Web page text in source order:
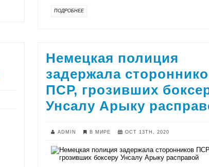
ПОДРОБНЕЕ
Немецкая полиция
задержала
ПСР, грозивших
Унсалу Арыку
ADMIN В МИРЕ OCT 13TH, 2020